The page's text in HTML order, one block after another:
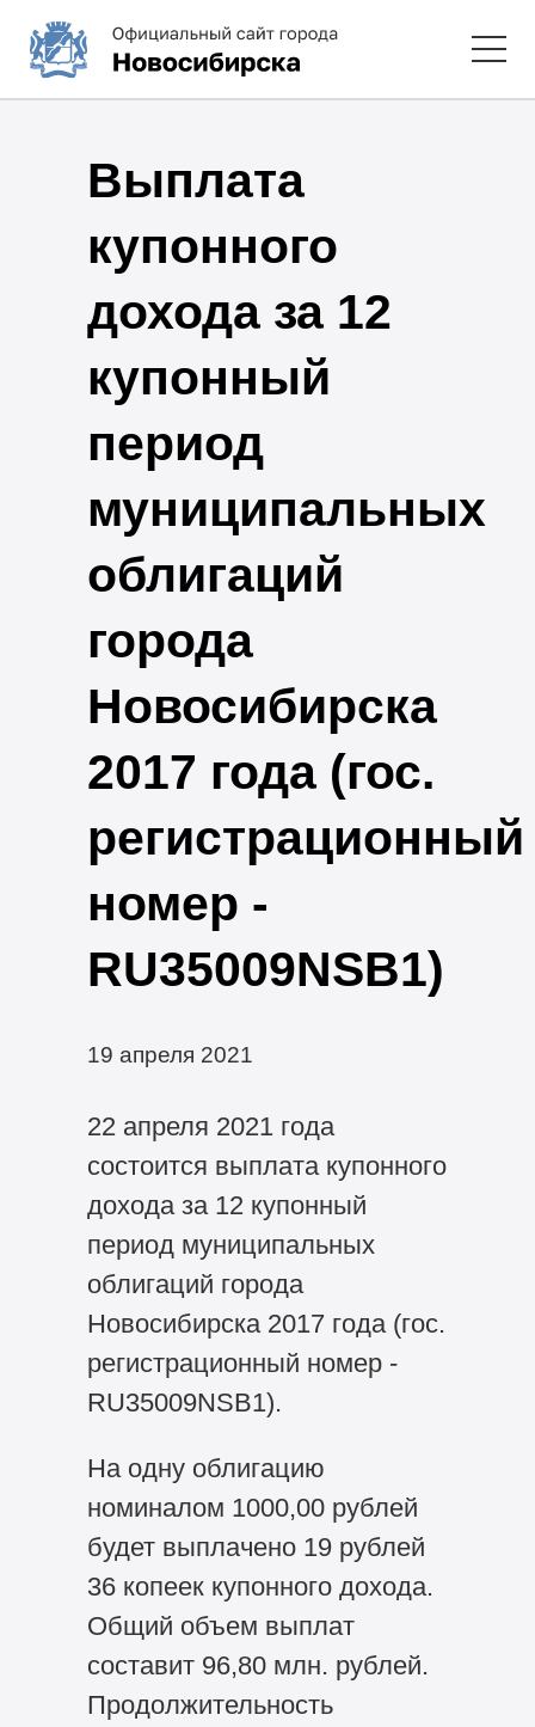
Выплата
купонного
дохода за 12
купонный
период
муниципальных
облигаций
города
Новосибирска
2017 года (гос.
регистрационный
номер -
RU35009NSB1)
19 апреля 2021
22 апреля 2021 года
состоится выплата купонного
дохода за 12 купонный
период муниципальных
облигаций города
Новосибирска 2017 года (гос.
регистрационный номер -
RU35009NSB1).
На одну облигацию
номиналом 1000,00 рублей
будет выплачено 19 рублей
36 копеек купонного дохода.
Общий объем выплат
составит 96,80 млн. рублей.
Продолжительность